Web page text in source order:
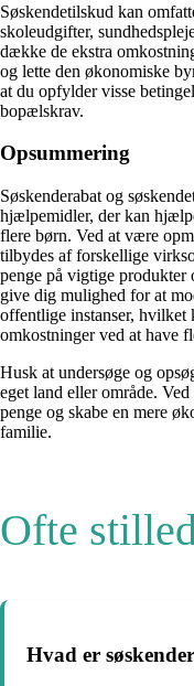
Søskendetilskud kan
skoleudgifter,
dække de ekstra
og lette den økonomiske
at du opfylder visse
bopælskrav.
Opsummering
Søskenderabat og
hjælpemidler, der kan
flere børn. Ved at være
tilbydes af forskellige
penge på vigtige produkter
give dig mulighed for at
offentlige instanser,
omkostninger ved at have
Husk at undersøge og
eget land eller område.
penge og skabe en mere
familie.
Ofte
Hvad er